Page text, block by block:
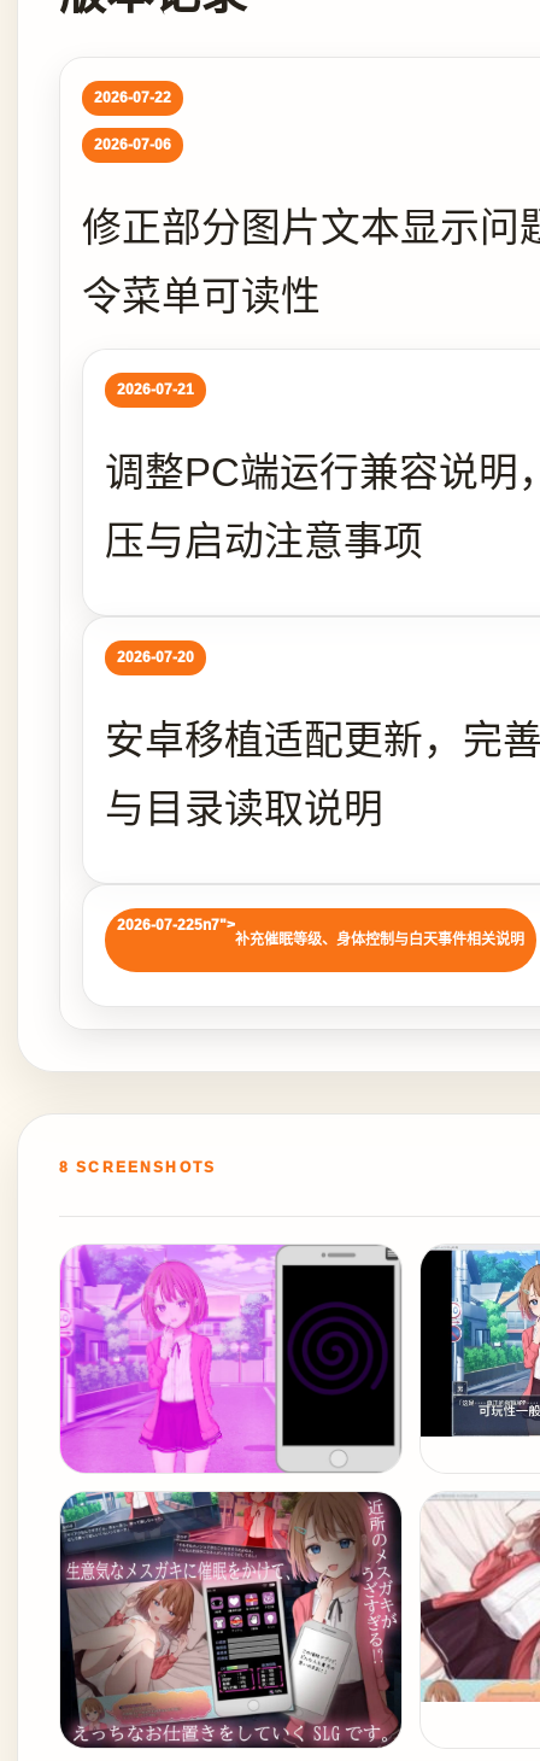
2026-07-22
2026-07-06
修正部分图片文本显示问
令菜单可读性
2026-07-21
调整PC端运行兼容说明
压与启动注意事项
2026-07-20
安卓移植适配更新，完
与目录读取说明
2026-07-225n7">
补充催眠等级、身体控制与白天事件相关说明
8 SCREENSHOTS